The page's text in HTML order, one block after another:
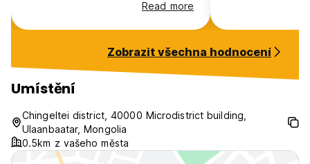
Read more
wanted people
Zobrazit všechna hodnocení
Umístění
Chingeltei district, 40000 Microdistrict building,
Ulaanbaatar, Mongolia
0.5km z vašeho města